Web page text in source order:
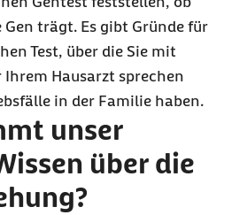
trägt. Es gibt Gründe für
Test, über die Sie mit
Hausarzt sprechen
in der Familie haben.
unser
über die